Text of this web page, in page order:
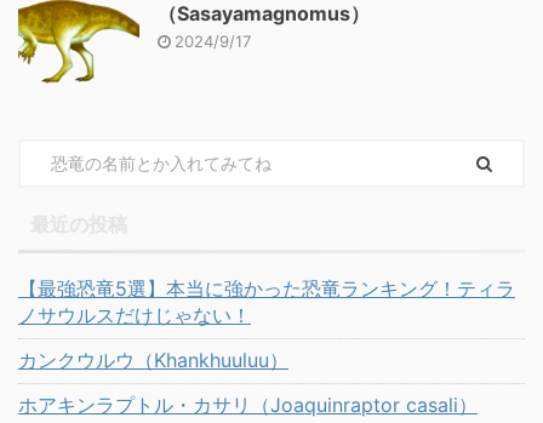
（Sasayamagnomus）
2024/9/17
【最強恐竜5選】本当に強かった恐竜ランキング！ティラ
ノサウルスだけじゃない！
カンクウルウ（Khankhuuluu）
ホアキンラプトル・カサリ（Joaquinraptor casali）